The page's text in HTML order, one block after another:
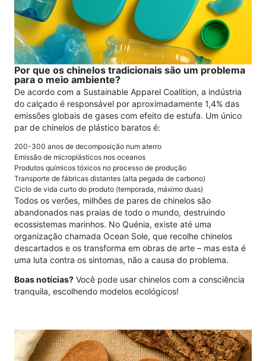
Por que os chinelos tradicionais são um problema
para o meio ambiente?
De acordo com a Sustainable Apparel Coalition, a indústria
do calçado é responsável por aproximadamente 1,4% das
emissões globais de gases com efeito de estufa. Um único
par de chinelos de plástico baratos é:
200-300 anos de decomposição num aterro
Emissão de microplásticos nos oceanos
Produtos químicos tóxicos no processo de produção
Transporte de fábricas distantes (alta pegada de carbono)
Ciclo de vida curto do produto (temporada, máximo duas)
Todos os verões, milhões de pares de chinelos são
abandonados nas praias de todo o mundo, destruindo
ecossistemas marinhos. No Quénia, existe até uma
organização chamada Ocean Sole, que recolhe chinelos
descartados e os transforma em obras de arte – mas esta é
uma luta contra os sintomas, não a causa do problema.
Boas notícias? Você pode usar chinelos com a consciência
tranquila, escolhendo modelos ecológicos!